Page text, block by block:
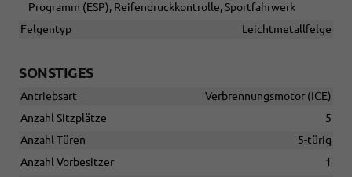
Programm (ESP), Reifendruckkontrolle, Sportfahrwerk
Felgentyp
Leichtmetallfelge
SONSTIGES
Antriebsart
Verbrennungsmotor (ICE)
Anzahl Sitzplätze
5
Anzahl Türen
5-türig
Anzahl Vorbesitzer
1